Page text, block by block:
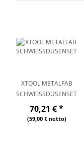
XTOOL METALFAB
SCHWEISSDÜSENSET
70,21 €*
(59,00 € netto)